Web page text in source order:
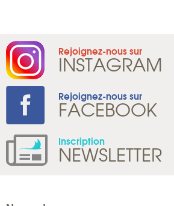
Rejoignez-nous sur
INSTAGRAM
Rejoignez-nous sur
FACEBOOK
Inscription
NEWSLETTER